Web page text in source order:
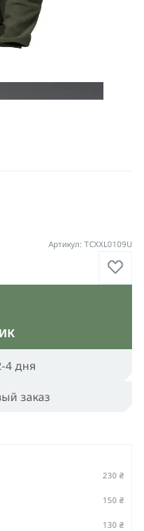
4 дня
заказ
Артикул: TCXXL0109U
230 ₴
150 ₴
130 ₴